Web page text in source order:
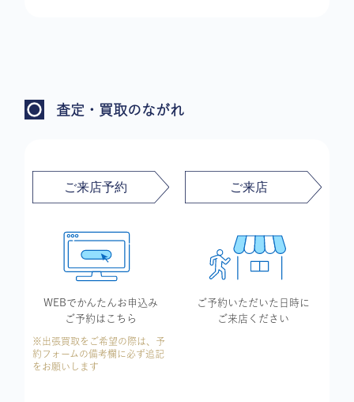
査定・買取のながれ
WEBでかんたんお申込み
ご予約はこちら
※出張買取をご希望の際は、予
約フォームの備考欄に必ず追記
をお願いします
ご予約いただいた 日時に
ご来店ください